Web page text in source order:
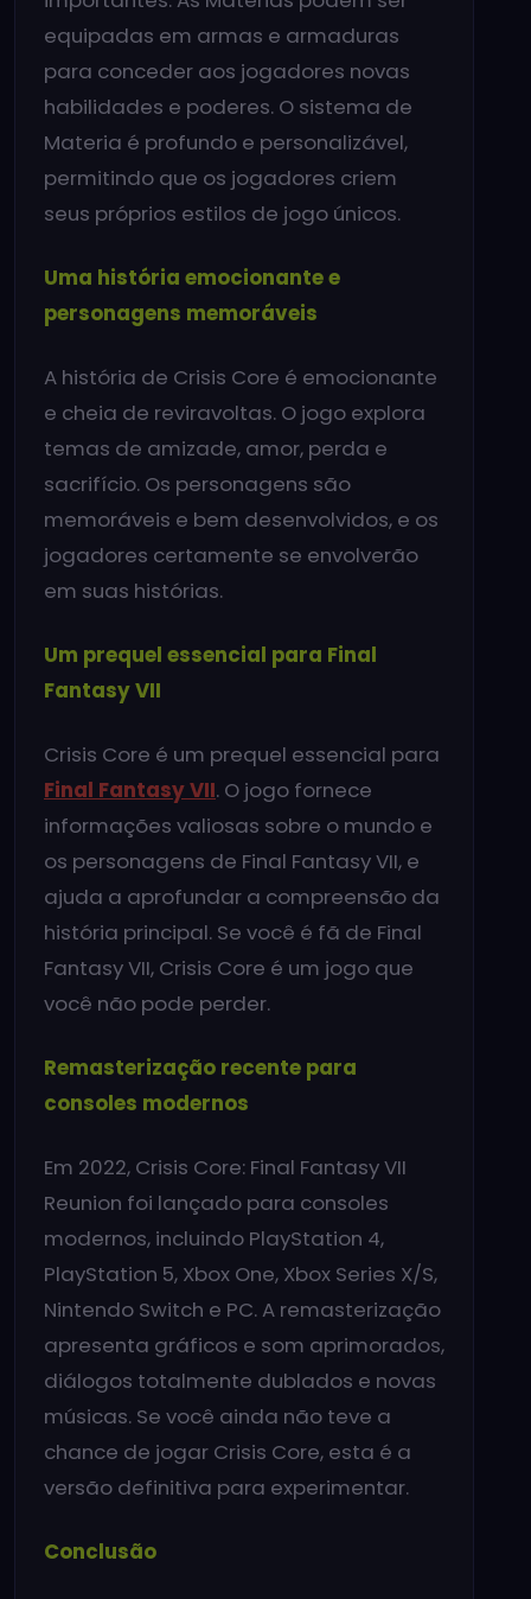
equipadas em armas e armaduras
para conceder aos jogadores novas
habilidades e poderes. O sistema de
Materia é profundo e personalizável,
permitindo que os jogadores criem
seus próprios estilos de jogo únicos.
Uma história emocionante e
personagens memoráveis
A história de Crisis Core é emocionante
e cheia de reviravoltas. O jogo explora
temas de amizade, amor, perda e
sacrifício. Os personagens são
memoráveis ​​e bem desenvolvidos, e os
jogadores certamente se envolverão
em suas histórias.
Um prequel essencial para Final
Fantasy VII
Crisis Core é um prequel essencial para
Final Fantasy VII. O jogo fornece
informações valiosas sobre o mundo e
os personagens de Final Fantasy VII, e
ajuda a aprofundar a compreensão da
história principal. Se você é fã de Final
Fantasy VII, Crisis Core é um jogo que
você não pode perder.
Remasterização recente para
consoles modernos
Em 2022, Crisis Core: Final Fantasy VII
Reunion foi lançado para consoles
modernos, incluindo PlayStation 4,
PlayStation 5, Xbox One, Xbox Series X/S,
Nintendo Switch e PC. A remasterização
apresenta gráficos e som aprimorados,
diálogos totalmente dublados e novas
músicas. Se você ainda não teve a
chance de jogar Crisis Core, esta é a
versão definitiva para experimentar.
Conclusão